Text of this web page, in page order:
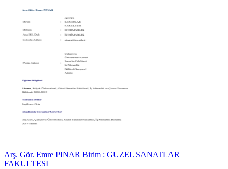
Arş. Gör. Emre PINAR Birim : GUZEL SANATLAR
FAKULTESI